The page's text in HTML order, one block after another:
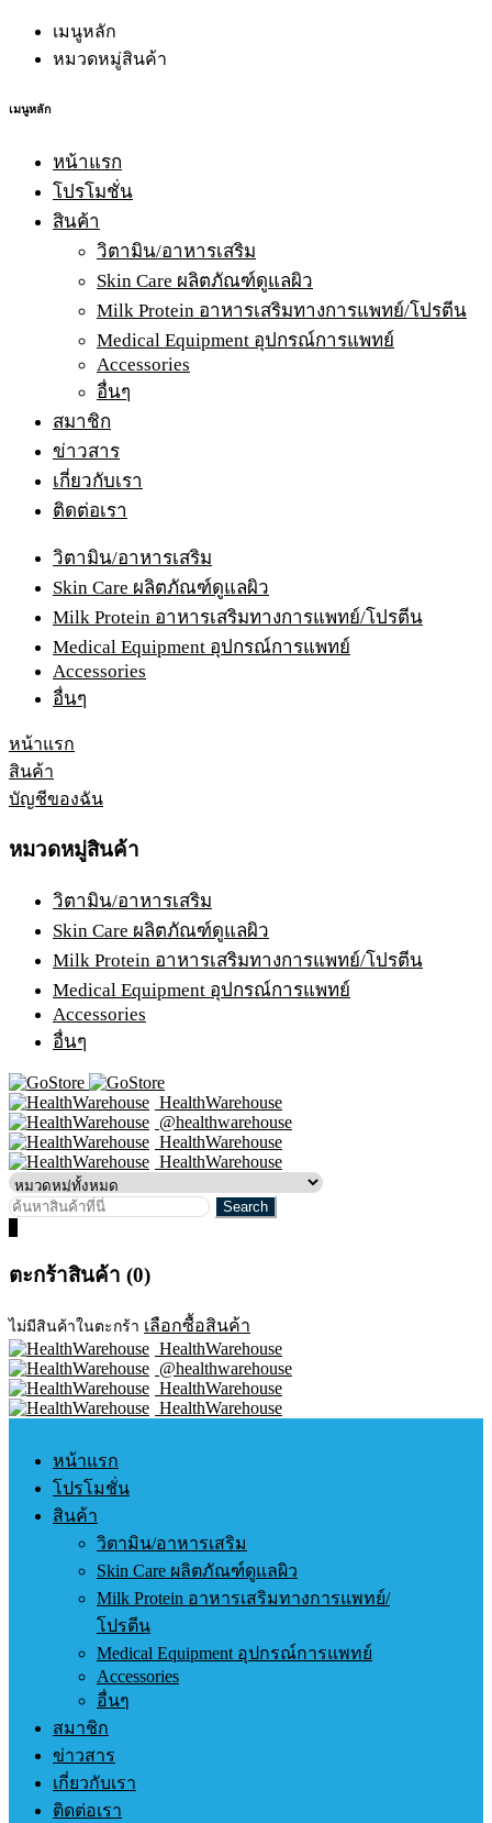
เมนูหลัก
หมวดหมู่สินค้า
เมนูหลัก
หน้าแรก
โปรโมชั่น
สินค้า
วิตามิน/อาหารเสริม
Skin Care ผลิตภัณฑ์ดูแลผิว
Milk Protein อาหารเสริมทางการแพทย์/โปรตีน
Medical Equipment อุปกรณ์การแพทย์
Accessories
อื่นๆ
สมาชิก
ข่าวสาร
เกี่ยวกับเรา
ติดต่อเรา
วิตามิน/อาหารเสริม
Skin Care ผลิตภัณฑ์ดูแลผิว
Milk Protein อาหารเสริมทางการแพทย์/โปรตีน
Medical Equipment อุปกรณ์การแพทย์
Accessories
อื่นๆ
หน้าแรก
สินค้า
บัญชีของฉัน
หมวดหมู่สินค้า
วิตามิน/อาหารเสริม
Skin Care ผลิตภัณฑ์ดูแลผิว
Milk Protein อาหารเสริมทางการแพทย์/โปรตีน
Medical Equipment อุปกรณ์การแพทย์
Accessories
อื่นๆ
HealthWarehouse
@healthwarehouse
HealthWarehouse
HealthWarehouse
ตะกร้าสินค้า (0)
ไม่มีสินค้าในตะกร้า เลือกซื้อสินค้า
HealthWarehouse
@healthwarehouse
HealthWarehouse
HealthWarehouse
หน้าแรก
โปรโมชั่น
สินค้า
วิตามิน/อาหารเสริม
Skin Care ผลิตภัณฑ์ดูแลผิว
Milk Protein อาหารเสริมทางการแพทย์/
โปรตีน
Medical Equipment อุปกรณ์การแพทย์
Accessories
อื่นๆ
สมาชิก
ข่าวสาร
เกี่ยวกับเรา
ติดต่อเรา